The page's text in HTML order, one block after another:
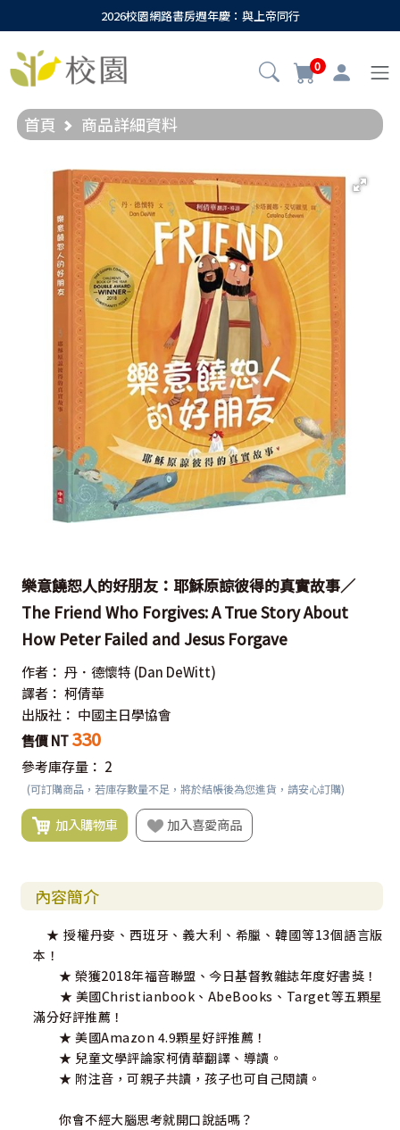
2026校園網路書房週年慶：與上帝同行
0
首頁 商品詳細資料
樂意饒恕人的好朋友：耶穌原諒彼得的真實故事／
The Friend Who Forgives: A True Story About
How Peter Failed and Jesus Forgave
作者： 丹．德懷特 (Dan DeWitt)
譯者： 柯倩華
出版社： 中國主日學協會
售價 NT 330
參考庫存量： 2
(可訂購商品，若庫存數量不足，將於結帳後為您進貨，請安心訂購)
加入購物車 加入喜愛商品
內容簡介
★ 授權丹麥、西班牙、義大利、希臘、韓國等13個語言版
本！
★ 榮獲2018年福音聯盟、今日基督教雜誌年度好書獎！
★ 美國Christianbook、AbeBooks、Target等五顆星
滿分好評推薦！
★ 美國Amazon 4.9顆星好評推薦！
★ 兒童文學評論家柯倩華翻譯、導讀。
★ 附注音，可親子共讀，孩子也可自己閱讀。
你會不經大腦思考就開口說話嗎？